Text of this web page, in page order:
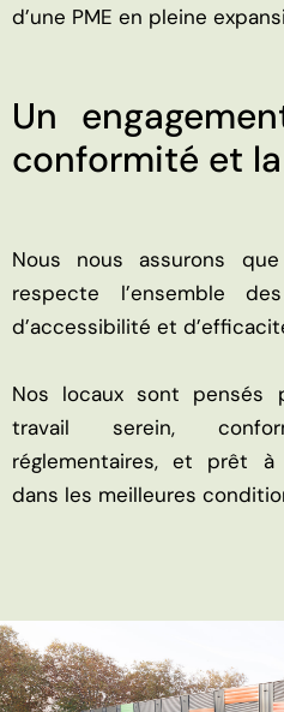
d’une PME en pleine
Un
conformité et
Nous nous assurons
respecte l’ensemble
d’accessibilité et
Nos locaux sont
travail serein,
réglementaires, et prêt
dans les meilleures